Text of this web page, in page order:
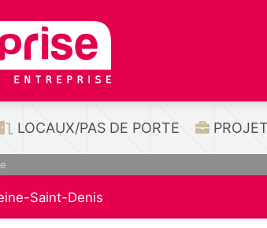
LOCAUX/PAS DE PORTE
Saint-Denis